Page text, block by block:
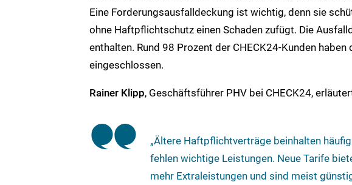
Eine Forderungsausfalldeckung ist wichtig, denn sie
ohne Haftpflichtschutz einen Schaden zufügt. Die
enthalten. Rund 98 Prozent der CHECK24-Kunden
eingeschlossen.
Rainer Klipp, Geschäftsführer PHV bei CHECK24,
„Ältere Haftpflichtverträge beinhalten
fehlen wichtige Leistungen. Neue Tarife
mehr Extraleistungen und sind meist